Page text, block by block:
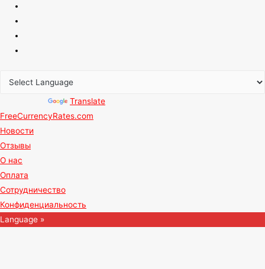
Translate
FreeCurrencyRates.com
Новости
Отзывы
О нас
Оплата
Сотрудничество
Конфиденциальность
Language »